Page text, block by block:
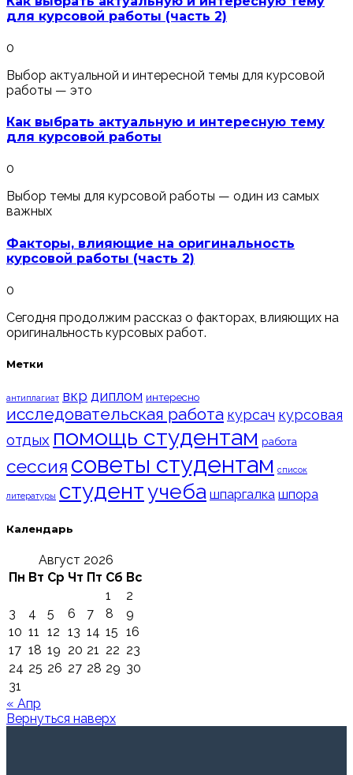
для курсовой работы (часть 2)
0
Выбор актуальной и интересной темы для курсовой
работы — это
Как выбрать актуальную и интересную тему
для курсовой работы
0
Выбор темы для курсовой работы — один из самых
важных
Факторы, влияющие на оригинальность
курсовой работы (часть 2)
0
Сегодня продолжим рассказ о факторах, влияющих на
оригинальность курсовых работ.
Метки
антиплагиат вкр диплом интересно
исследовательская работа курсач курсовая
отдых помощь студентам работа
сессия советы студентам список
литературы студентучеба шпаргалка шпора
Календарь
Август 2026
Пн Вт Ср Чт Пт Сб Вс
1
2
3
4 5 6 7 8
9
10 11 12 13 14 15 16
17 18 19 20 21 22 23
24 25 26 27 28 29 30
31
« Апр
Вернуться наверх